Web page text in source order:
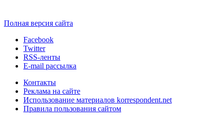
Полная версия сайта
Facebook
Twitter
RSS-ленты
E-mail рассылка
Контакты
Реклама на сайте
Использование материалов korrespondent.net
Правила пользования сайтом